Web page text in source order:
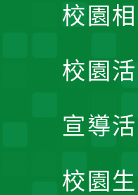
校園
校園
宣導
校園